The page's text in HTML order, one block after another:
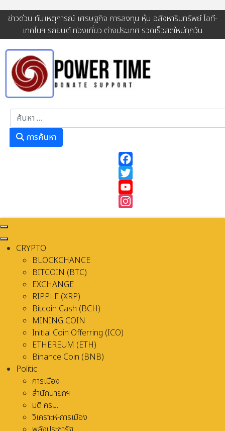
ข่าวด่วน ทันเหตุการณ์ เศรษฐกิจ การลงทุน หุ้น อสังหาริมทรัพย์ ไอที-
เทคโนฯ รถยนต์ ท่องเที่ยว ต่างประเทศ รวดเร็วสดใหม่ทุกวัน
การค้นหา
Instagram
CRYPTO
BLOCKCHANCE
BITCOIN (BTC)
EXCHANGE
RIPPLE (XRP)
Bitcoin Cash (BCH)
MINING COIN
Initial Coin Offerring (ICO)
ETHEREUM (ETH)
Binance Coin (BNB)
Politic
การเมือง
สำนักนายกฯ
มติ ครม.
วิเคราะห์-การเมือง